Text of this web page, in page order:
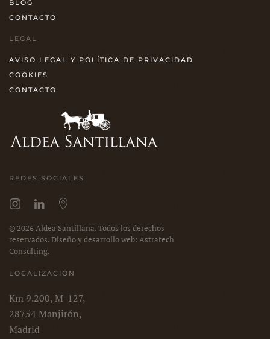
REDES SOCIALES
© 2026Aldea Santillana. Todos los derechos
reservados. Diseño y desarrollo web: Astratech
Consulting.
LOCALIZACIÓN
Km 9.200, M-127,
28754 Manjirón,
Madrid
BLOG
CONTACTO
LEGAL
AVISO LEGAL Y POLÍTICA DE PRIVACIDAD
COOKIES
CONTACTO